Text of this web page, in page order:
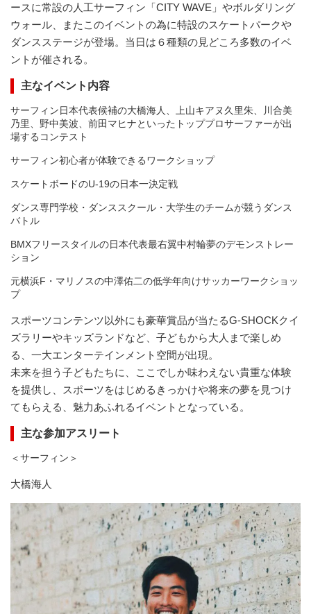
ースに常設の人工サーフィン「CITY WAVE」やボルダリング
ウォール、またこのイベントの為に特設のスケートパークや
ダンスステージが登場。当日は６種類の見どころ多数のイベ
ントが催される。
主なイベント内容
サーフィン日本代表候補の大橋海人、上山キアヌ久里朱、川合美
乃里、野中美波、前田マヒナといったトッププロサーファーが出
場するコンテスト
サーフィン初心者が体験できるワークショップ
スケートボードのU-19の日本一決定戦
ダンス専門学校・ダンススクール・大学生のチームが競うダンス
バトル
BMXフリースタイルの日本代表最右翼中村輪夢のデモンストレー
ション
元横浜F・マリノスの中澤佑二の低学年向けサッカーワークショッ
プ
スポーツコンテンツ以外にも豪華賞品が当たるG-SHOCKクイ
ズラリーやキッズランドなど、子どもから大人まで楽しめ
る、一大エンターテインメント空間が出現。
未来を担う子どもたちに、ここでしか味わえない貴重な体験
を提供し、スポーツをはじめるきっかけや将来の夢を見つけ
てもらえる、魅力あふれるイベントとなっている。
主な参加アスリート
＜サーフィン＞
大橋海人